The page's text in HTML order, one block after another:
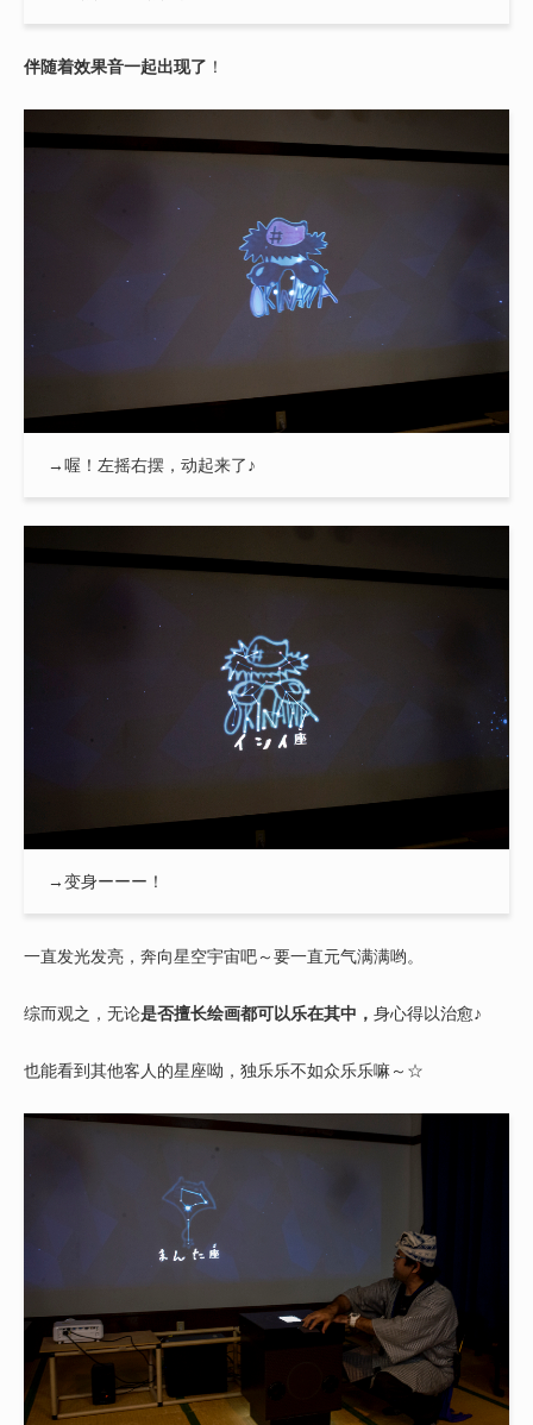
伴随着效果音一起出现了 ！
→喔！左摇右摆，动起来了♪
→变身ーーー！
一直发光发亮，奔向星空宇宙吧～要一直元气满满哟。
综而观之，无论是否擅长绘画都可以乐在其中， 身心得以治愈♪
也能看到其他客人的星座呦，独乐乐不如众乐乐嘛～☆